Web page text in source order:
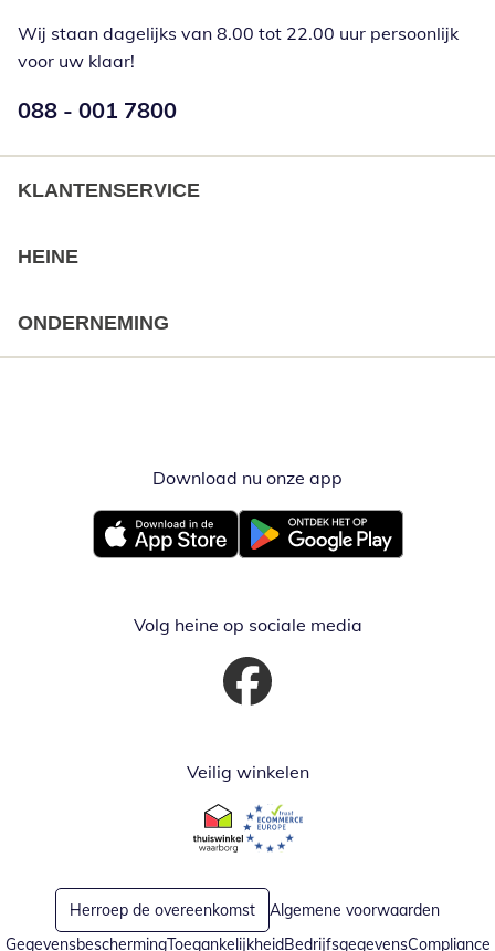
Wij staan dagelijks van 8.00 tot 22.00 uur persoonlijk
voor uw klaar!
Telefoonnummer:
088 - 001 7800
KLANTENSERVICE
HEINE
ONDERNEMING
Download nu onze app
Opent in nieuw vensterOpent in nieuw venster
Volg heine op sociale media
Opent in nieuw venster
Veilig winkelen
Opent in nieuw venster
Opent in nieuw venster
Herroep de overeenkomst
Algemene voorwaarden
GegevensbeschermingToegankelijkheidBedrijfsgegevensCompliance